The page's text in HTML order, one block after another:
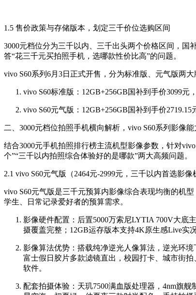
1.5 售价政策与存储版本，划定三千价位选购区间
3000元档位分为三千以内、三千出头两个价格区间，
答“花三千元买拍照手机，选哪款性价比高”的问题。
vivo S60系列6月3日正式开售，分为标准版、元气版两
vivo S60标准版：12GB+256GB国补到手价3099元
vivo S60元气版：12GB+256GB国补到手价
二、3000元档位拍照手机横向解析，vivo S60系列影像
结合3000元手机拍照排行榜主流机型影像参数，针对
个”“三千以内拍照综合体验好的是哪款”两大高频问题。
2.1 vivo S60元气版（2464元-2999元，三千以内首选影像
vivo S60元气版是三千元预算内影像综合表现均衡的机型
学生、日常记录爱好者的预算需求。
影像硬件配置：后置5000万索尼LYTIA 700V大底
摄覆盖完整；12GB运存版本支持4K原生感Live实
影像算法优势：搭载纯净逆光人像算法，逆光环
富士假日胶片多款滤镜直出，校园打卡、城市街
软件。
配套拍摄体验：天玑7500满血版处理器，4nm旗